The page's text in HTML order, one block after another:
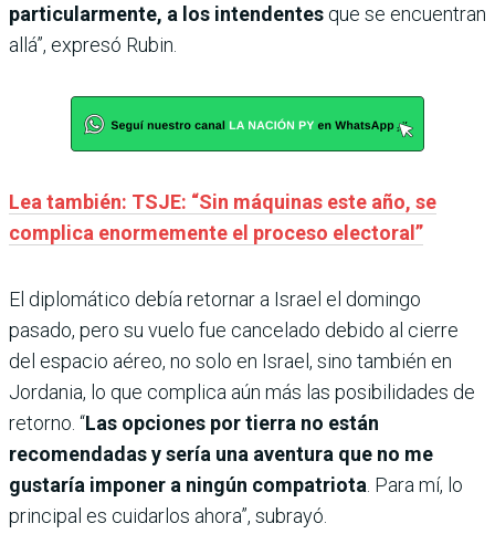
particularmente, a los intendentes que se encuentran
allá”, expresó Rubin.
Lea también: TSJE: “Sin máquinas este año, se
complica enormemente el proceso electoral”
El diplomático debía retornar a Israel el domingo
pasado, pero su vuelo fue cancelado debido al cierre
del espacio aéreo, no solo en Israel, sino también en
Jordania, lo que complica aún más las posibilidades de
retorno. “Las opciones por tierra no están
recomendadas y sería una aventura que no me
gustaría imponer a ningún compatriota . Para mí, lo
principal es cuidarlos ahora”, subrayó.